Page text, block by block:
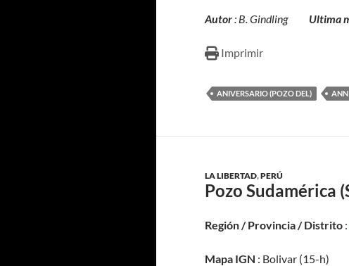
Autor: B. Gindling Ultima
Imprimir
ANIVERSARIO (POZO DEL)
LA LIBERTAD,PERÚ
Pozo Sudamérica
Región / Provincia / Distrito :
Mapa IGN : Bolivar (15-h)